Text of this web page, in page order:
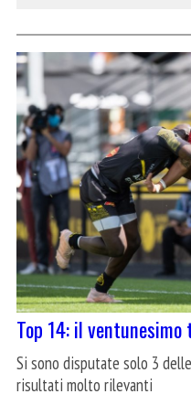
Top 14: il
Si sono disputate solo 3
risultati molto rilevanti